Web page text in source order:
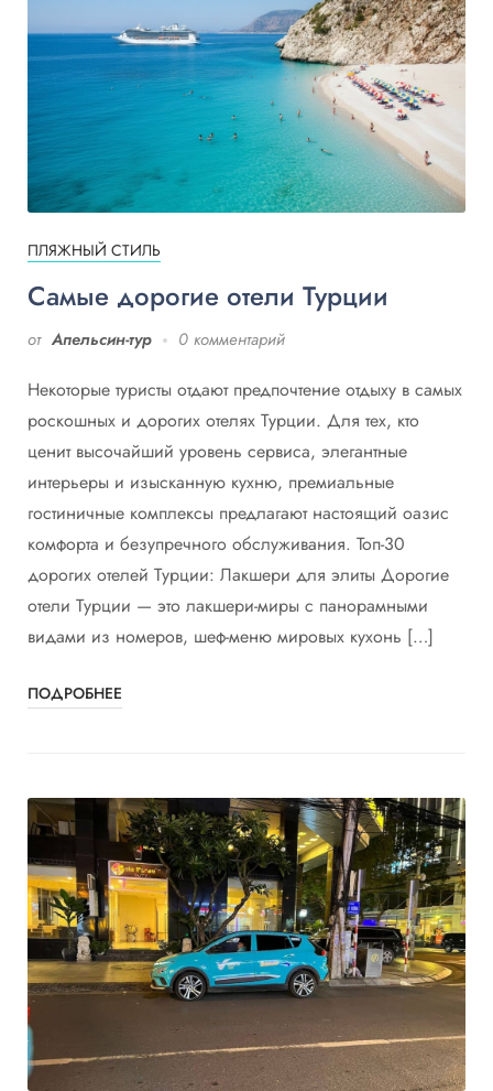
ПЛЯЖНЫЙ СТИЛЬ
Самые дорогие отели Турции
от Апельсин-тур 0 комментарий
Некоторые туристы отдают предпочтение отдыху в самых
роскошных и дорогих отелях Турции. Для тех, кто
ценит высочайший уровень сервиса, элегантные
интерьеры и изысканную кухню, премиальные
гостиничные комплексы предлагают настоящий оазис
комфорта и безупречного обслуживания. Топ-30
дорогих отелей Турции: Лакшери для элиты Дорогие
отели Турции — это лакшери-миры с панорамными
видами из номеров, шеф-меню мировых кухонь […]
ПОДРОБНЕЕ